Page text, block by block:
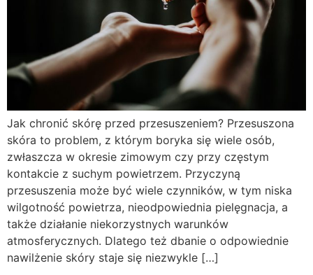
Jak chronić skórę przed przesuszeniem? Przesuszona
skóra to problem, z którym boryka się wiele osób,
zwłaszcza w okresie zimowym czy przy częstym
kontakcie z suchym powietrzem. Przyczyną
przesuszenia może być wiele czynników, w tym niska
wilgotność powietrza, nieodpowiednia pielęgnacja, a
także działanie niekorzystnych warunków
atmosferycznych. Dlatego też dbanie o odpowiednie
nawilżenie skóry staje się niezwykle […]